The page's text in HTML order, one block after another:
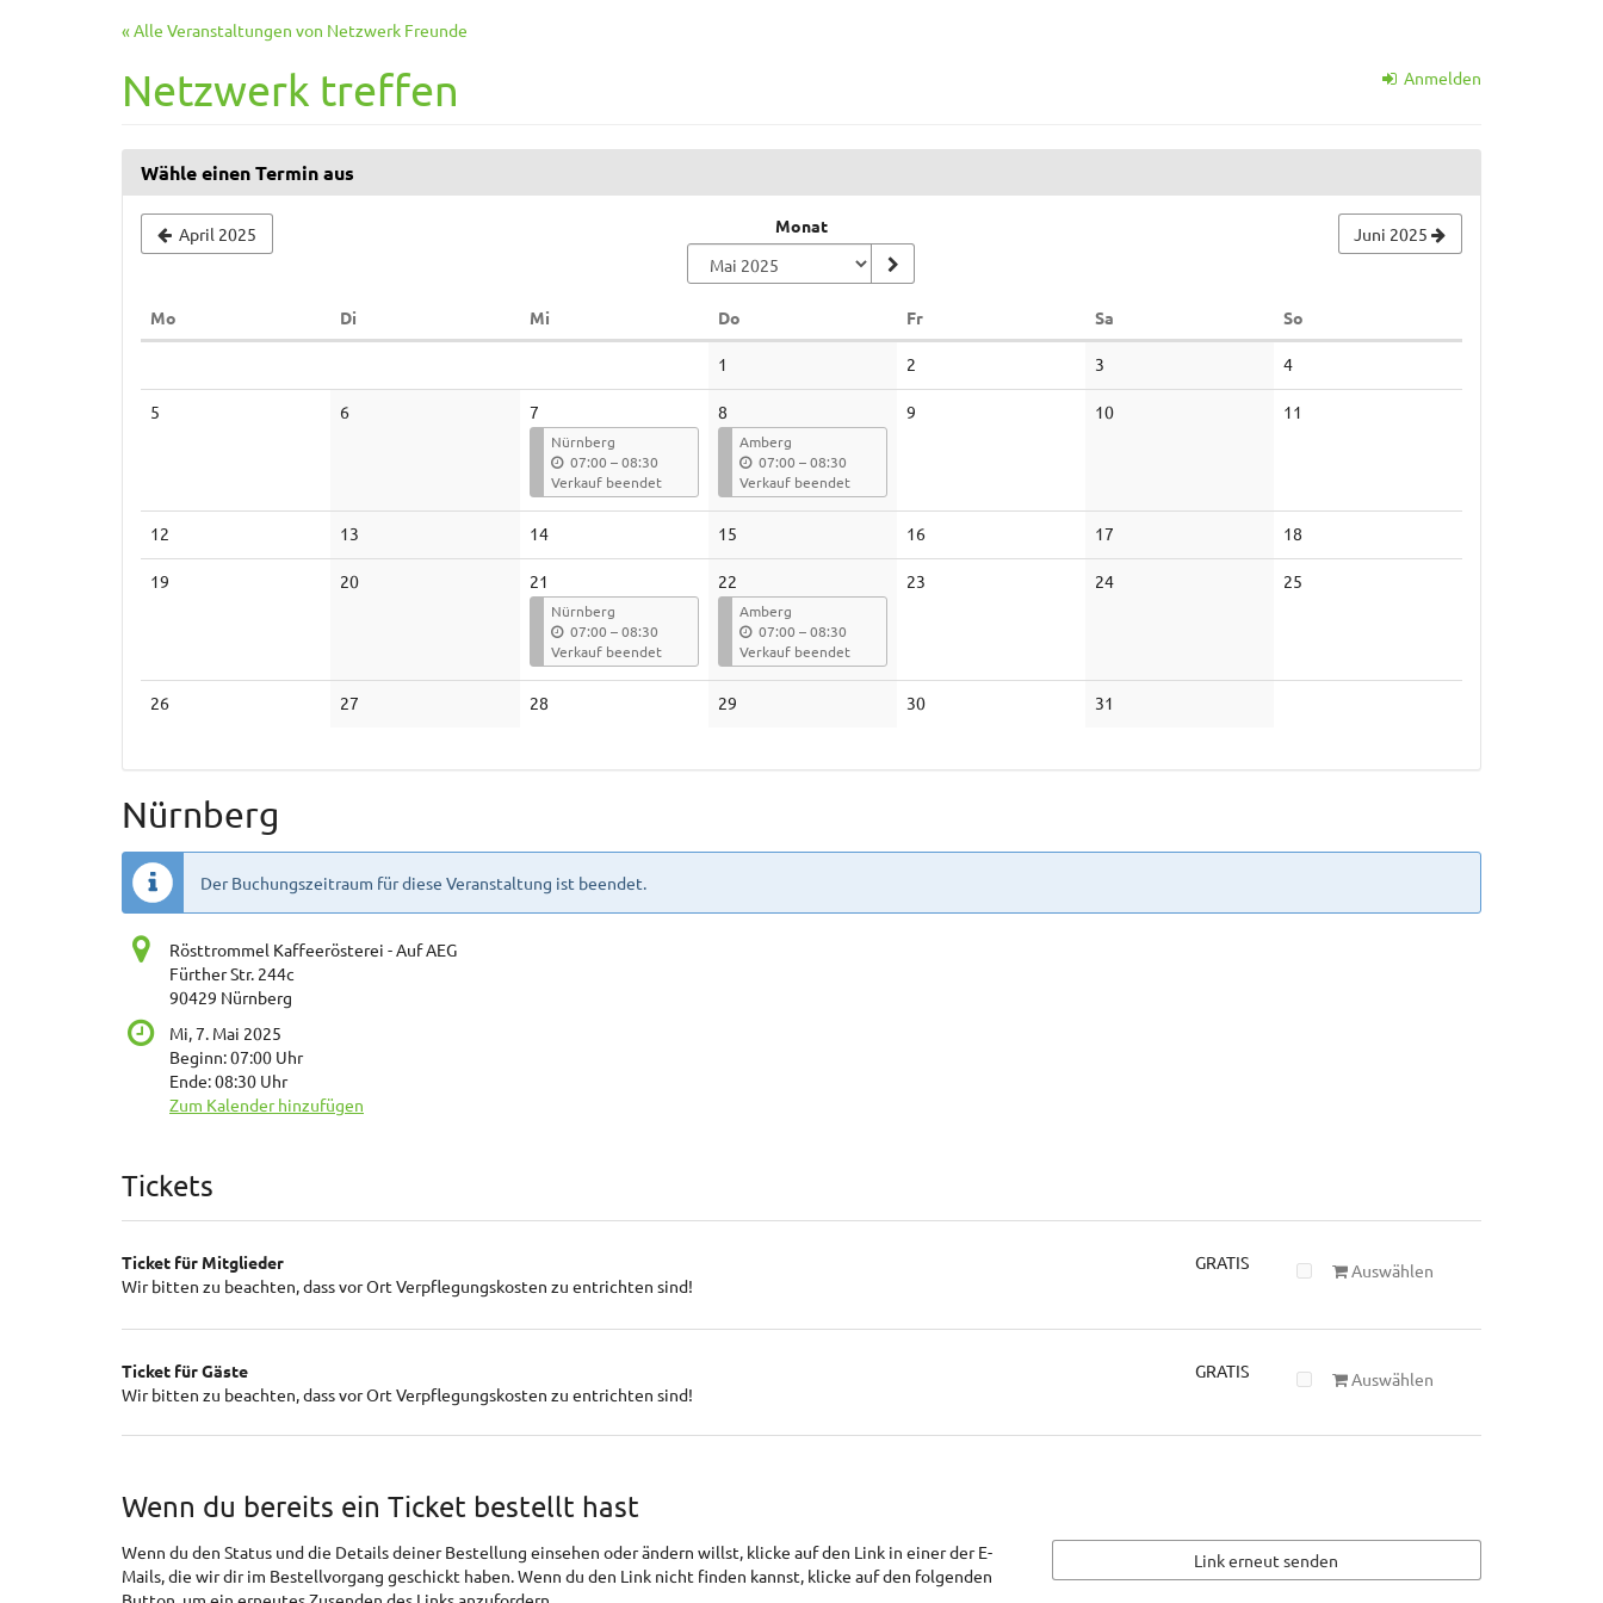
« Alle Veranstaltungen von Netzwerk Freunde
Netzwerk treffen Anmelden
Wähle einen Termin aus
April 2025 Monat Juni 2025
Mo Di Mi Do FrFreitag Sa So
1
Veranstaltungen
2
Veranstaltungen
3
Veranstaltungen
4Keine
Veranstaltungen
5
6Keine
7
Nürnberg
07:00 –b
i
s
08:30
Verkauf beendet
8
Amberg
07:00 –b
i
s
08:30
Verkauf beendet
9 10Keine
11
12
Veranstaltungen
13
Veranstaltungen
14Keine
Veranstaltungen
15
Veranstaltungen
16Keine
Veranstaltungen
17
Veranstaltungen
18
Veranstaltungen
19
20Keine
21
Nürnberg
07:00 –b
i
s
08:30
Verkauf beendet
22
Amberg
07:00 –b
i
s
08:30
Verkauf beendet
23 24Keine
25
26Keine
27 28 29 30Keine
31
Nürnberg
Der Buchungszeitraum für diese Veranstaltung ist beendet.
Rösttrommel Kaffeerösterei - Auf AEG
Fürther Str. 244c
90429 Nürnberg
Mi, 7. Mai 2025
Beginn:07:00 Uhr
Ende:08:30 Uhr
Zum Kalender hinzufügen
Produkte
Tickets
Ticket für Mitglieder
Wir bitten zu beachten, dass vor Ort Verpflegungskosten zu entrichten sind!
GRATIS Auswählen
Ticket für Gäste
Wir bitten zu beachten, dass vor Ort Verpflegungskosten zu entrichten sind!
GRATIS Auswählen
Wenn du bereits ein Ticket bestellt hast
Wenn du den Status und die Details deiner Bestellung einsehen oder ändern willst, klicke auf den Link in einer der E-
Mails, die wir dir im Bestellvorgang geschickt haben. Wenn du den Link nicht finden kannst, klicke auf den folgenden
Link erneut senden